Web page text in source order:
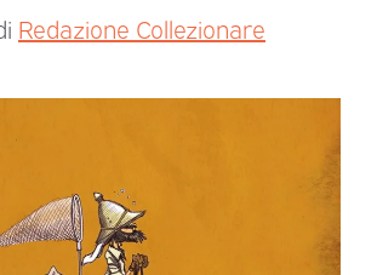
Redazione Collezionare